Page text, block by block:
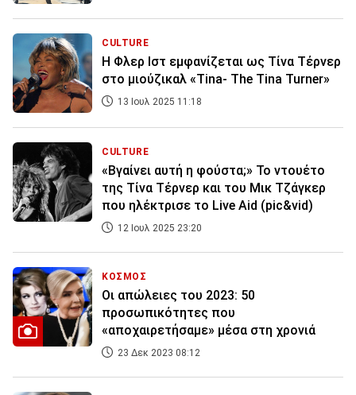
CULTURE
Η Φλερ Ιστ εμφανίζεται ως Τίνα Τέρνερ
στο μιούζικαλ «Tina- The Tina Turner»
13 Ιουλ 2025 11:18
CULTURE
«Βγαίνει αυτή η φούστα;» Το ντουέτο
της Τίνα Τέρνερ και του Μικ Τζάγκερ
που ηλέκτρισε το Live Aid (pic&vid)
12 Ιουλ 2025 23:20
ΚΟΣΜΟΣ
Οι απώλειες του 2023: 50
προσωπικότητες που
«αποχαιρετήσαμε» μέσα στη χρονιά
23 Δεκ 2023 08:12